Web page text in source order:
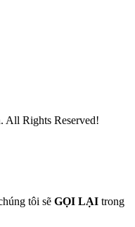
All Rights Reserved!
tôi sẽ GỌI LẠI trong